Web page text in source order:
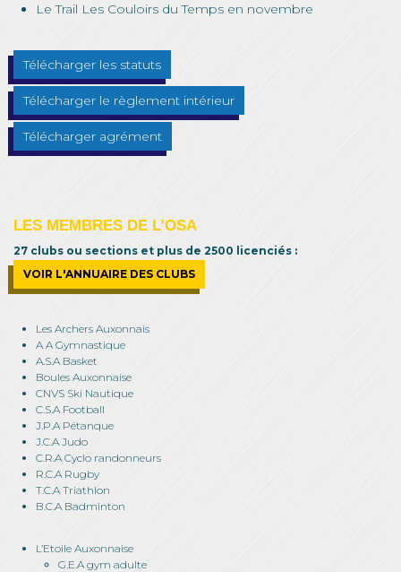
Le Trail Les Couloirs du Temps en novembre
Télécharger les statuts
Télécharger le règlement intérieur
Télécharger agrément
LES MEMBRES DE L’OSA
27 clubs ou sections et plus de 2500 licenciés :
VOIR L'ANNUAIRE DES CLUBS
Les Archers Auxonnais
A A Gymnastique
A.S.A Basket
Boules Auxonnaise
CNVS Ski Nautique
C.S.A Football
J.P.A Pétanque
J.C.A Judo
C.R.A Cyclo randonneurs
R.C.A Rugby
T.C.A Triathlon
B.C.A Badminton
L’Etoile Auxonnaise
G.E.A gym adulte